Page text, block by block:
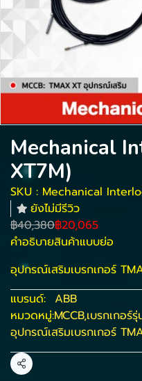
Mechanical
XT7M)
SKU : Mechanical
ยังไม่มีรีวิว
฿40,380฿20,065
คำอธิบายสินค้าแบบย่อ
อุปกรณ์เสริมเบรกเกอร์
แบรนด์: ABB
หมวดหมู่:MCCB,เบรกเกอร์
อุปกรณ์เสริมเบรกเกอร์
แชร์